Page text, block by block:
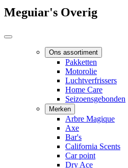
Meguiar's Overig
Ons assortiment
Pakketten
Motorolie
Luchtverfrissers
Home Care
Seizoensgebonden
Merken
Arbre Magique
Axe
Bar's
California Scents
Car point
Dry Ace